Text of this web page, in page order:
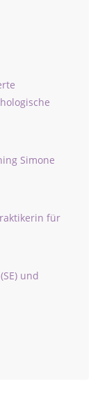
Simone
für
und